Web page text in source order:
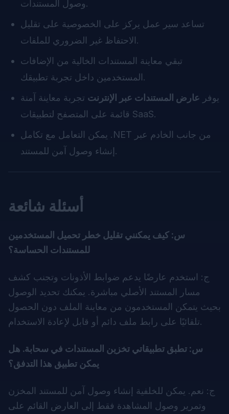
وصول المستندات.
تساعد سير عمل يركز على الخصوصية على تقليل
الاحتفاظ غير الضروري للملفات.
تبقي معاينة المستندات الخالية من الإضافات
المستخدمين داخل تجربة تطبيقك.
يوفر عارض المستندات عبر الإنترنت تجربة معاينة آمنة
قائمة على المتصفح لتطبيقات SaaS.
يمكن التعامل مع تكامل .NET من جانب الخادم عبر
إنشاء وصول آمن للمستند.
أسئلة شائعة
س: كيف يمكنني تقليل خطر تحميل المستخدمين
للمستندات الحساسة؟
ج: استخدم عارضًا يدعم ضوابط الأذونات وتجنب كشف
مسار المستند الأصلي مباشرة. يمكنك تحديد الوصول
بحيث يتمكن المستخدمون من معاينة الملف دون الحصول
تلقائيًا على رابط ملف دائم أو قابل لإعادة الاستخدام.
س: تطبق تطبيقاتي تخزين المستندات في سحابة. هل
يمكن تطبيق هذا التدفق؟
ج: نعم. يمكن للخلفية إنشاء وصول آمن للمستند المخزن
وتمرير وصول المشاهدة فقط إلى العارض القائم على